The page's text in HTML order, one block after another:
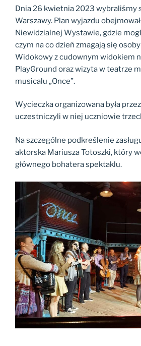
Dnia 26 kwietnia 2023 wybraliśmy
Warszawy. Plan wyjazdu
Niewidzialnej Wystawie, gdzie
czym na co dzień zmagają się
Widokowy z cudownym widokiem
PlayGround oraz wizyta w teatrze
musicalu „Once”.
Wycieczka organizowana była
uczestniczyli w niej uczniowie
Na szczególne podkreślenie
aktorska Mariusza Totoszki, który
głównego bohatera spektaklu.